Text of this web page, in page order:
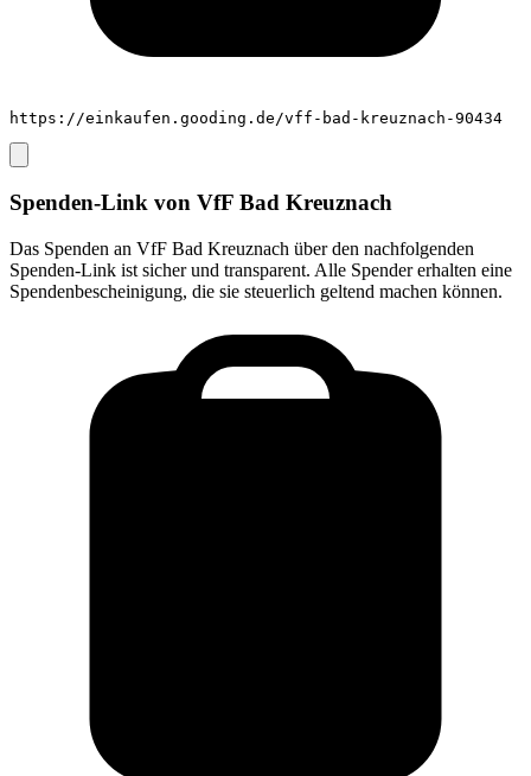
https://einkaufen.gooding.de/vff-bad-kreuznach-90434
Spenden-Link von VfF Bad Kreuznach
Das Spenden an VfF Bad Kreuznach über den nachfolgenden
Spenden-Link ist sicher und transparent. Alle Spender erhalten eine
Spendenbescheinigung, die sie steuerlich geltend machen können.